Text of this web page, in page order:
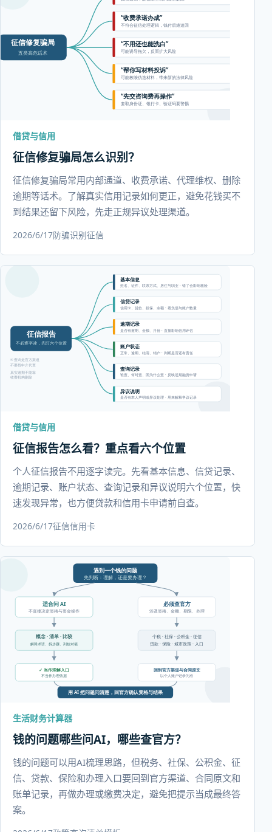
借贷与信用
征信修复骗局怎么识别？
征信修复骗局常用内部通道、收费承诺、代理维权、删除
逾期等话术。了解真实信用记录如何更正，避免花钱买不
到结果还留下风险，先走正规异议处理渠道。
2026/6/17防骗识别征信
借贷与信用
征信报告怎么看？重点看六个位置
个人征信报告不用逐字读完。先看基本信息、信贷记录、
逾期记录、账户状态、查询记录和异议说明六个位置，快
速发现异常，也方便贷款和信用卡申请前自查。
2026/6/17征信信用卡
生活财务计算器
钱的问题哪些问AI，哪些查官方？
钱的问题可以用AI梳理思路，但税务、社保、公积金、征
信、贷款、保险和办理入口要回到官方渠道、合同原文和
账单记录，再做办理或缴费决定，避免把提示当成最终答
案。